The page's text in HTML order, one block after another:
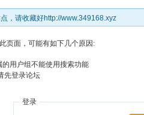
，请收藏好http://www.349168.xyz
页面，可能有如下几个原因:
的用户组不能使用搜索功能
先登录论坛
登录